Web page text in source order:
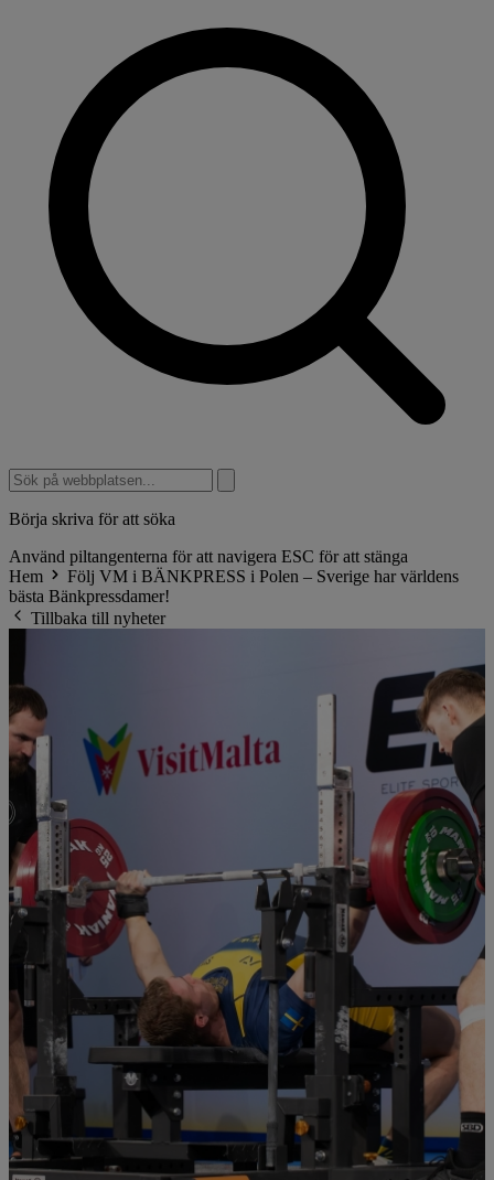
Börja skriva för att söka
Använd piltangenterna för att navigera ESC för att stänga
Hem
Följ VM i BÄNKPRESS i Polen – Sverige har världens
bästa Bänkpressdamer!
Tillbaka till nyheter